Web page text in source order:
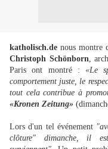
katholisch.de nous montre
Christoph Schönborn,
Paris ont montré : «Le
comportement juste, le
tout cela contribue à
«Kronen Zeitung»
Lors d'un tel événement
clôture" dimanche, il